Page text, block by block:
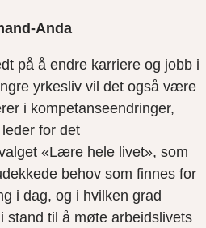
Anda
på å endre karriere og jobb i
yrkesliv vil det også være
i kompetanseendringer,
for det
«Lære hele livet», som
behov som finnes for
i dag, og i hvilken grad
stand til å møte arbeidslivets